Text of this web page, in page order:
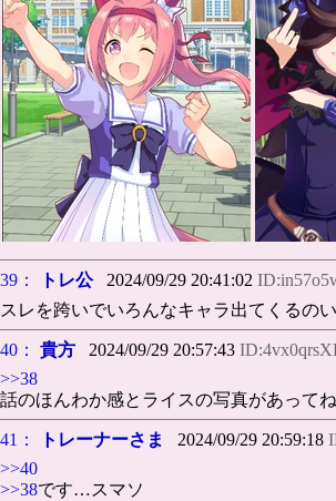
39： トレ公2024/09/29 20:41:02
スレを跨いでいろんなキャラ出てくるの
40： 貴方 2024/09/29 20:57:43
>>38
話のほんわか感とライスの写真があってね
41： トレーナーさま 2024/09/29 20:59:18
>>40
>>38です…スマソ